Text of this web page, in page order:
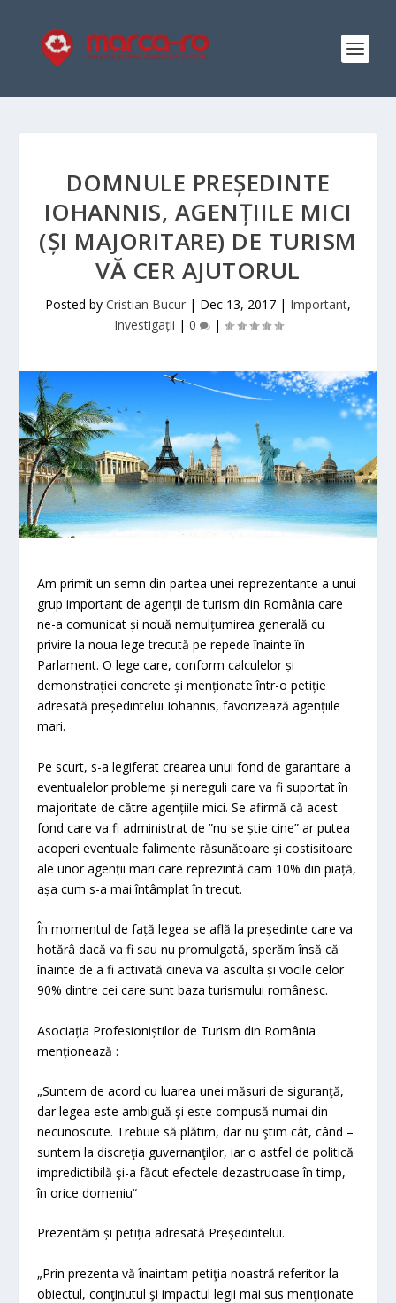
DOMNULE PREȘEDINTE
IOHANNIS, AGENȚIILE MICI
(ȘI MAJORITARE) DE TURISM
VĂ CER AJUTORUL
Posted by Cristian Bucur | Dec 13, 2017 | Important,
Investigații | 0 |
Am primit un semn din partea unei reprezentante a unui
grup important de agenții de turism din România care
ne-a comunicat și nouă nemulțumirea generală cu
privire la noua lege trecută pe repede înainte în
Parlament. O lege care, conform calculelor și
demonstrației concrete și menționate într-o petiție
adresată președintelui Iohannis, favorizează agențiile
mari.
Pe scurt, s-a legiferat crearea unui fond de garantare a
eventualelor probleme și nereguli care va fi suportat în
majoritate de către agențiile mici. Se afirmă că acest
fond care va fi administrat de ”nu se știe cine” ar putea
acoperi eventuale falimente răsunătoare și costisitoare
ale unor agenții mari care reprezintă cam 10% din piață,
așa cum s-a mai întâmplat în trecut.
În momentul de față legea se află la președinte care va
hotărâ dacă va fi sau nu promulgată, sperăm însă că
înainte de a fi activată cineva va asculta și vocile celor
90% dintre cei care sunt baza turismului românesc.
Asociația Profesioniștilor de Turism din România
menționează :
„Suntem de acord cu luarea unei măsuri de siguranţă,
dar legea este ambiguă şi este compusă numai din
necunoscute. Trebuie să plătim, dar nu ştim cât, când –
suntem la discreţia guvernanţilor, iar o astfel de politică
impredictibilă şi-a făcut efectele dezastruoase în timp,
în orice domeniu“
Prezentăm și petiția adresată Președintelui.
„Prin prezenta vă înaintam petiţia noastră referitor la
obiectul, conţinutul şi impactul legii mai sus menţionate